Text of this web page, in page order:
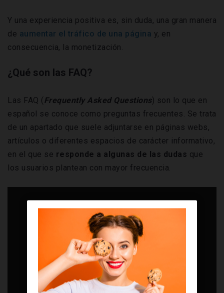
Y una experiencia positiva es, sin duda, una gran manera
de aumentar el tráfico de una página y, en
consecuencia, la monetización.
¿Qué son las FAQ?
Las FAQ (Frequently Asked Questions) son lo que en
español se conoce como preguntas frecuentes. Se trata
de un apartado que suele adjuntarse en páginas webs,
artículos o diferentes espacios de carácter informativo,
en el que se responde a algunas de las dudas que
los usuarios plantean con mayor frecuencia.